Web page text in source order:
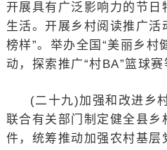
开展具有广泛影响力的节
生活。开展乡村阅读推广活
榜样”。举办全国“美丽乡村
动，探索推广“村BA”篮球赛
(二十九)加强和改进乡
联合有关部门制定健全县
件，统筹推动加强农村基层